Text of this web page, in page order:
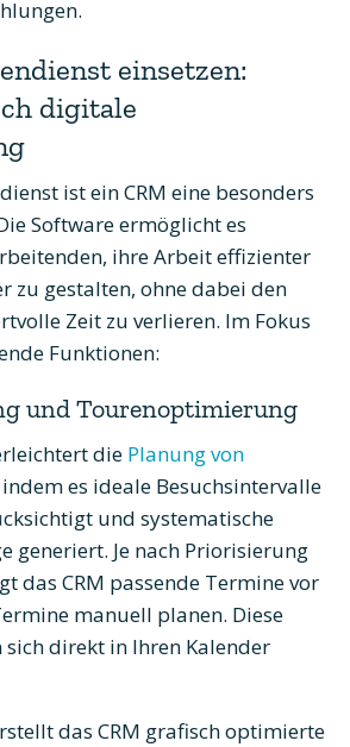
einsetzen:
digitale
ist ein CRM eine besonders
Software ermöglicht es
ihre Arbeit effizienter
zu gestalten, ohne dabei den
Zeit zu verlieren. Im Fokus
Funktionen:
und Tourenoptimierung
die Planung von
indem es ideale Besuchsintervalle
und systematische
generiert. Je nach Priorisierung
das CRM passende Termine vor
manuell planen. Diese
sich direkt in Ihren Kalender
das CRM grafisch optimierte